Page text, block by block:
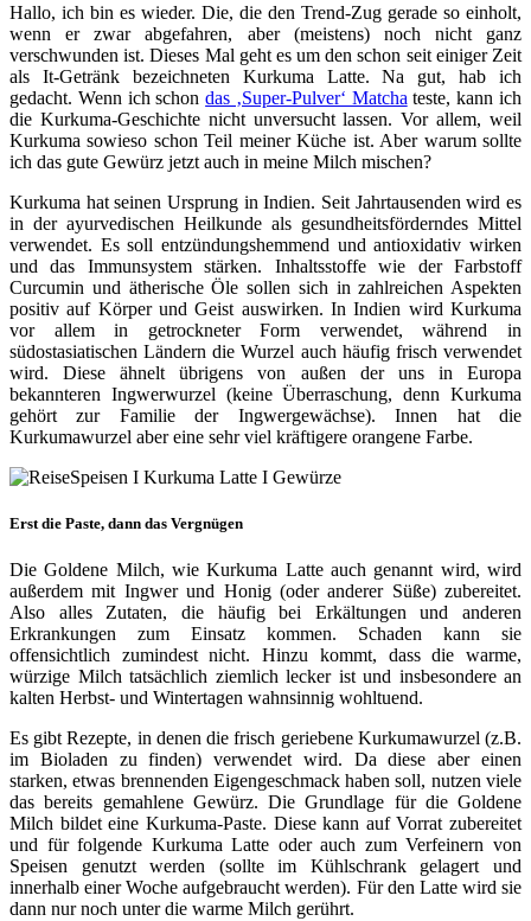
Hallo, ich bin es wieder. Die, die den Trend-Zug gerade so einholt,
wenn er zwar abgefahren, aber (meistens) noch nicht ganz
verschwunden ist. Dieses Mal geht es um den schon seit einiger Zeit
als It-Getränk bezeichneten Kurkuma Latte. Na gut, hab ich
gedacht. Wenn ich schondas ‚Super-Pulver‘ Matcha teste, kann ich
die Kurkuma-Geschichte nicht unversucht lassen. Vor allem, weil
Kurkuma sowieso schon Teil meiner Küche ist. Aber warum sollte
ich das gute Gewürz jetzt auch in meine Milch mischen?
Kurkuma hat seinen Ursprung in Indien. Seit Jahrtausenden wird es
in der ayurvedischen Heilkunde als gesundheitsförderndes Mittel
verwendet. Es soll entzündungshemmend und antioxidativ wirken
und das Immunsystem stärken. Inhaltsstoffe wie der Farbstoff
Curcumin und ätherische Öle sollen sich in zahlreichen Aspekten
positiv auf Körper und Geist auswirken. In Indien wird Kurkuma
vor allem in getrockneter Form verwendet, während in
südostasiatischen Ländern die Wurzel auch häufig frisch verwendet
wird. Diese ähnelt übrigens von außen der uns in Europa
bekannteren Ingwerwurzel (keine Überraschung, denn Kurkuma
gehört zur Familie der Ingwergewächse). Innen hat die
Kurkumawurzel aber eine sehr viel kräftigere orangene Farbe.
Erst die Paste, dann das Vergnügen
Die Goldene Milch, wie Kurkuma Latte auch genannt wird, wird
außerdem mit Ingwer und Honig (oder anderer Süße) zubereitet.
Also alles Zutaten, die häufig bei Erkältungen und anderen
Erkrankungen zum Einsatz kommen. Schaden kann sie
offensichtlich zumindest nicht. Hinzu kommt, dass die warme,
würzige Milch tatsächlich ziemlich lecker ist und insbesondere an
kalten Herbst- und Wintertagen wahnsinnig wohltuend.
Es gibt Rezepte, in denen die frisch geriebene Kurkumawurzel (z.B.
im Bioladen zu finden) verwendet wird. Da diese aber einen
starken, etwas brennenden Eigengeschmack haben soll, nutzen viele
das bereits gemahlene Gewürz. Die Grundlage für die Goldene
Milch bildet eine Kurkuma-Paste. Diese kann auf Vorrat zubereitet
und für folgende Kurkuma Latte oder auch zum Verfeinern von
Speisen genutzt werden (sollte im Kühlschrank gelagert und
innerhalb einer Woche aufgebraucht werden). Für den Latte wird sie
dann nur noch unter die warme Milch gerührt.